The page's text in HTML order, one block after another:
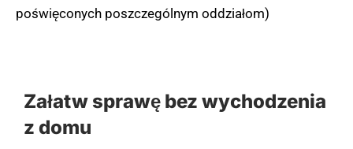
poświęconych poszczególnym oddziałom)
Załatw sprawę bez wychodzenia
z domu